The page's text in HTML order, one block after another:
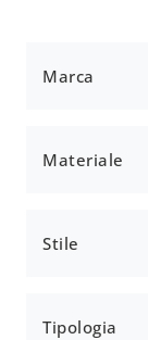
Marca
Materiale
Stile
Tipologia